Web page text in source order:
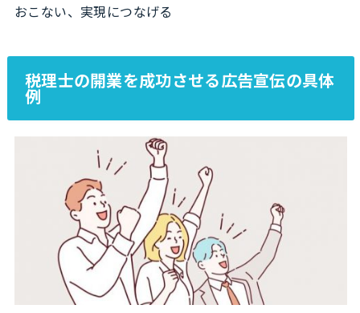
おこない、実現につなげる
税理士の開業を成功させる広告宣伝の具体
例